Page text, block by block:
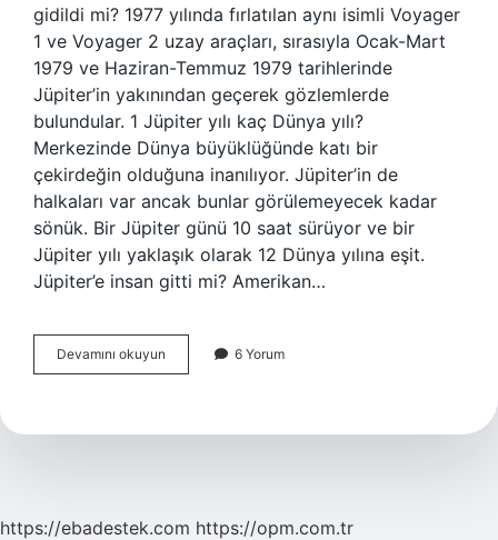
gidildi mi? 1977 yılında fırlatılan aynı isimli Voyager
1 ve Voyager 2 uzay araçları, sırasıyla Ocak-Mart
1979 ve Haziran-Temmuz 1979 tarihlerinde
Jüpiter’in yakınından geçerek gözlemlerde
bulundular. 1 Jüpiter yılı kaç Dünya yılı?
Merkezinde Dünya büyüklüğünde katı bir
çekirdeğin olduğuna inanılıyor. Jüpiter’in de
halkaları var ancak bunlar görülemeyecek kadar
sönük. Bir Jüpiter günü 10 saat sürüyor ve bir
Jüpiter yılı yaklaşık olarak 12 Dünya yılına eşit.
Jüpiter’e insan gitti mi? Amerikan…
Devamını okuyun
E
Gidilir
6 Yorum
https://ebadestek.com https://opm.com.tr